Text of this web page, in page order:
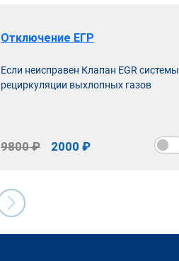
Отключение ЕГР
Если неисправен Клапан EGR системы
рециркуляции выхлопных газов
9800 ₽ 2000 ₽